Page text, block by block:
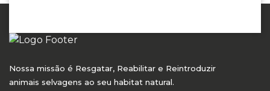
Nossa missão é Resgatar, Reabilitar e Reintroduzir
animais selvagens ao seu habitat natural.